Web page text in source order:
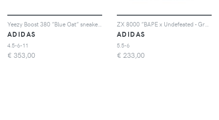
ADIDAS
4.5-6-11
€ 353,00
ADIDAS
5.5-6
€ 233,00